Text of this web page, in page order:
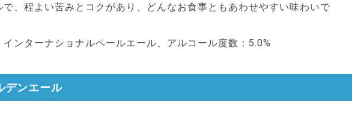
で、程よい苦みとコクがあり、どんなお食事ともあわせやすい味わいで
インターナショナルペールエール、アルコール度数：5.0%
デンエール